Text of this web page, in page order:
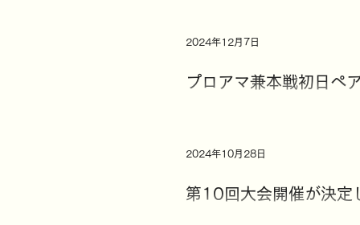
プロアマ兼本戦初日ペ
2024年12月7日
第10回大会開催が決定
2024年10月28日